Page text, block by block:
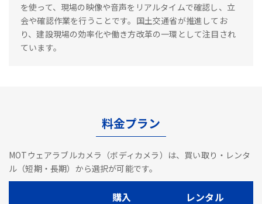
を使って、現場の映像や音声をリアルタイムで確認し、立
会や確認作業を行うことです。国土交通省が推進してお
り、建設現場の効率化や働き方改革の一環として注目され
ています。
料金プラン
MOTウェアラブルカメラ（ボディカメラ）は、買い取り・レンタ
ル（短期・長期）から選択が可能です。
購入 レンタル